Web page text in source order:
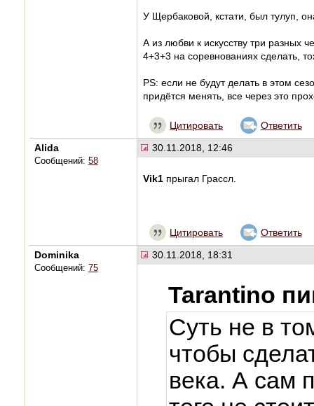
У Щербаковой, кстати, был тулуп,
А из любви к искусству три разных
4+3+3 на соревнованиях сделать,
PS: если не будут делать в этом
придётся менять, все через это
Цитировать Ответить
Alida
Сообщений: 58
30.11.2018, 12:46
Vik1прыгал Грассл.
Цитировать Ответить
Dominika
Сообщений: 75
30.11.2018, 18:31
Tarantino
Суть не в
чтобы
века. А сам